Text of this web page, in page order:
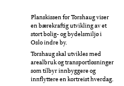
Planskissen for Torshaug viser
en bærekraftig utvikling av et
stort bolig- og bydelsmiljø i
Oslo indre by.
Torshaug skal utvikles med
arealbruk og transportløsninger
som tilbyr innbyggere og
innflyttere en kortreist hverdag.